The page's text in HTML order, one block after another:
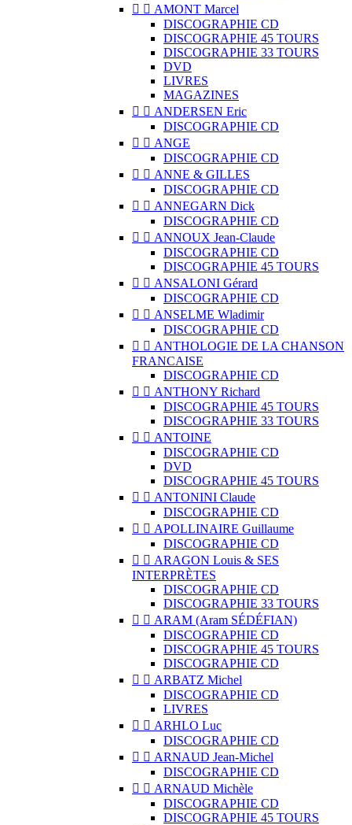
  AMONT Marcel
DISCOGRAPHIE CD
DISCOGRAPHIE 45 TOURS
DISCOGRAPHIE 33 TOURS
DVD
LIVRES
MAGAZINES
  ANDERSEN Eric
DISCOGRAPHIE CD
  ANGE
DISCOGRAPHIE CD
  ANNE & GILLES
DISCOGRAPHIE CD
  ANNEGARN Dick
DISCOGRAPHIE CD
  ANNOUX Jean-Claude
DISCOGRAPHIE CD
DISCOGRAPHIE 45 TOURS
  ANSALONI Gérard
DISCOGRAPHIE CD
  ANSELME Wladimir
DISCOGRAPHIE CD
  ANTHOLOGIE DE LA CHANSON
FRANCAISE
DISCOGRAPHIE CD
  ANTHONY Richard
DISCOGRAPHIE 45 TOURS
DISCOGRAPHIE 33 TOURS
  ANTOINE
DISCOGRAPHIE CD
DVD
DISCOGRAPHIE 45 TOURS
  ANTONINI Claude
DISCOGRAPHIE CD
  APOLLINAIRE Guillaume
DISCOGRAPHIE CD
  ARAGON Louis & SES
INTERPRÈTES
DISCOGRAPHIE CD
DISCOGRAPHIE 33 TOURS
  ARAM (Aram SÉDÉFIAN)
DISCOGRAPHIE CD
DISCOGRAPHIE 45 TOURS
DISCOGRAPHIE CD
  ARBATZ Michel
DISCOGRAPHIE CD
LIVRES
  ARHLO Luc
DISCOGRAPHIE CD
  ARNAUD Jean-Michel
DISCOGRAPHIE CD
  ARNAUD Michèle
DISCOGRAPHIE CD
DISCOGRAPHIE 45 TOURS